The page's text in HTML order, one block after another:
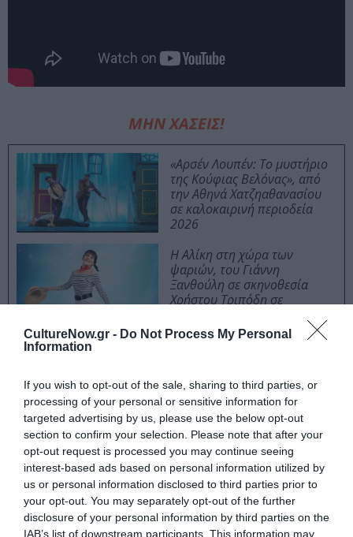
CultureNow.gr - Do Not Process My Personal
Information
If you wish to opt-out of the sale, sharing to third parties, or
processing of your personal or sensitive information for
targeted advertising by us, please use the below opt-out
section to confirm your selection. Please note that after your
opt-out request is processed you may continue seeing
interest-based ads based on personal information utilized by
us or personal information disclosed to third parties prior to
your opt-out. You may separately opt-out of the further
disclosure of your personal information by third parties on the
IAB’s list of downstream participants. This information may
ΜΗΝ ΧΑΣΕΙΣ!
«Αρσέν Λουπέν: Το μυστήριο
της Κούφιας Βελόνας», από
την Αθηνά Χατζηαθανασίου
σε καλοκαιρινή περιοδεία
2026
Η Αλίκη στη χώρα των
ψαριών, του Γιάννη
Ξανθούλη σε σκηνοθεσία
Χρήστου Τριπόδη σε
Ταυτότητα
21 Μαΐου στους κινηματογράφους από την Tanweer
Ακολουθήστε το Culturenow.gr στοGoogle Newsκαι
μάθετε πρώτοι όλες τις ειδήσεις
Δείτε όλα τατελευταία νέαγια την Τέχνη και τον
Πολιτισμό στοCulturenow.gr